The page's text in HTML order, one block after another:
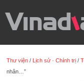
Thư viện / Lịch sử · Chính trị /
nhân…”